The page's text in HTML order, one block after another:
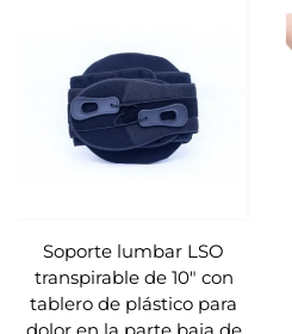
Soporte lumbar LSO
transpirable de 10" con
tablero de plástico para